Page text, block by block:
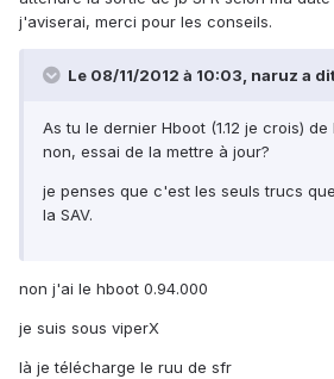
j'aviserai, merci pour les conseils.
Le 08/11/2012 à 10:03, naruz a
As tu le dernier Hboot (1.12 je crois) de
non, essai de la mettre à jour?
je penses que c'est les seuls trucs
la SAV.
non j'ai le hboot 0.94.000
je suis sous viperX
là je télécharge le ruu de sfr